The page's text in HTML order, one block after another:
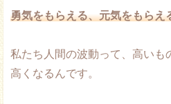
勇気をもらえる、元気をもらえ
私たち人間の波動って、高いも
高くなるんです。